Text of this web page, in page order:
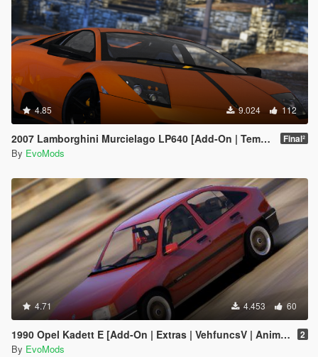
4.85 9.024 112
2007 Lamborghini Murcielago LP640 [Add-On | Template | VehFuncs V] Final²
By EvoMods
4.71 4.453 60
1990 Opel Kadett E [Add-On | Extras | VehfuncsV | Animated] 2
By EvoMods